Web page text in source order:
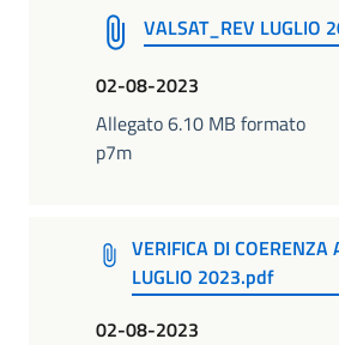
VALSAT_REV LUGLIO
02-08-2023
Allegato 6.10 MB formato
p7m
VERIFICA DI COERENZA
LUGLIO 2023.pdf
02-08-2023